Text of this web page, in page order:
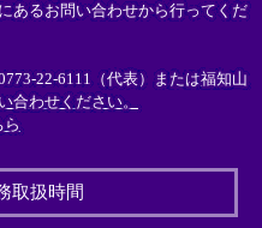
あるお問い合わせから行ってくだ
22-6111（代表）または福知山
合わせください。
ら
取扱時間